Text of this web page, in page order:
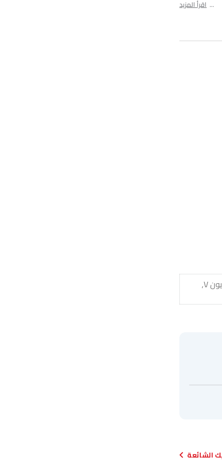
اقرأ المزيد
جي أي سي آيون واي, جي أي سي آيون يو تي, جي أي سي آيون إي إس, جي أي سي آيون V,
الشائعة